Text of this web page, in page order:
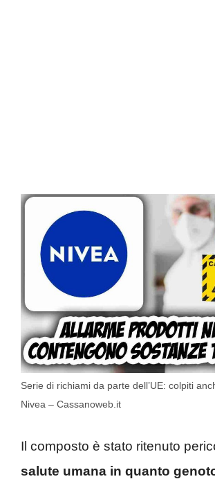
Serie di richiami da parte dell’UE: colpiti
Nivea – Cassanoweb.it
Il composto è stato ritenuto
salute umana in quanto